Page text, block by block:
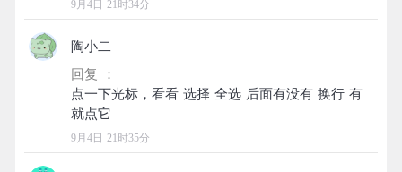
9月4日 21时34分
陶小二
回复 ：
点一下光标，看看 选择 全选 后面有没有 换行 有
9月4日 21时35分